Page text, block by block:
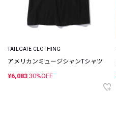
TAILGATE CLOTHING
アメリカンミュージシャンTシャツ
¥6,083 30%OFF